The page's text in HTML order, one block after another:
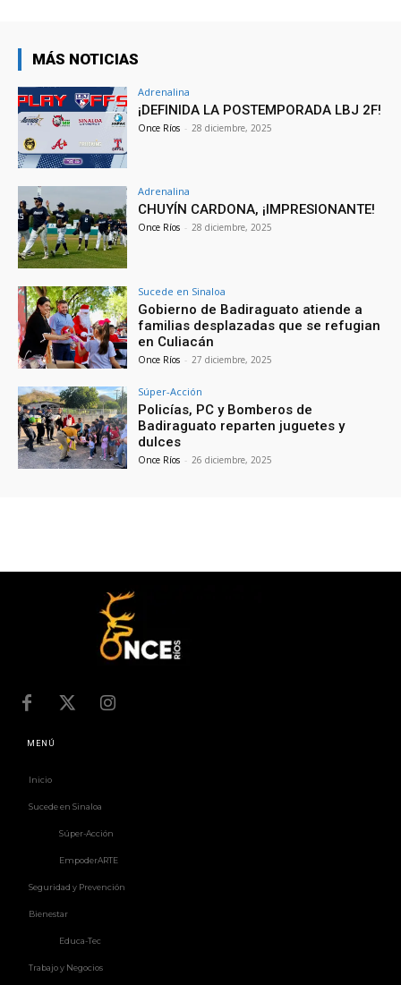
MÁS NOTICIAS
Adrenalina
¡DEFINIDA LA POSTEMPORADA LBJ 2F!
Once Ríos - 28 diciembre, 2025
Adrenalina
CHUYÍN CARDONA, ¡IMPRESIONANTE!
Once Ríos - 28 diciembre, 2025
Sucede en Sinaloa
Gobierno de Badiraguato atiende a
familias desplazadas que se refugian
en Culiacán
Once Ríos - 27 diciembre, 2025
Súper-Acción
Policías, PC y Bomberos de
Badiraguato reparten juguetes y
dulces
Once Ríos - 26 diciembre, 2025
MENÚ
Inicio
Sucede en Sinaloa
Súper-Acción
EmpoderARTE
Seguridad y Prevención
Bienestar
Educa-Tec
Trabajo y Negocios